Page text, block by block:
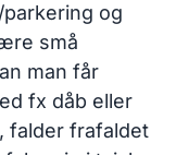
og
små
man får
fx dåb eller
falder frafaldet